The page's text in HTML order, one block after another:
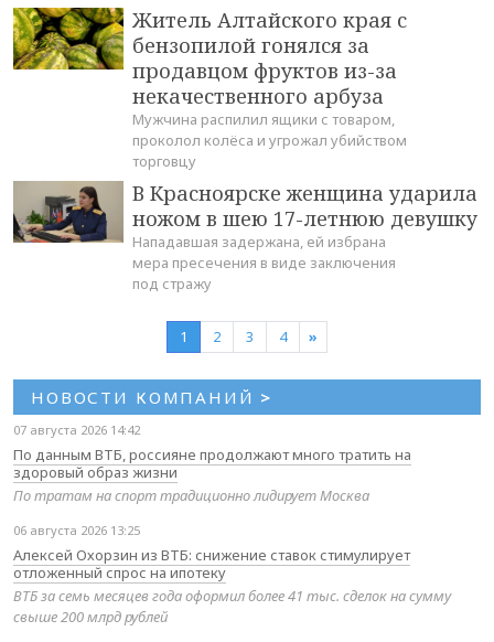
Житель Алтайского края с
бензопилой гонялся за
продавцом фруктов из-за
некачественного арбуза
Мужчина распилил ящики с товаром,
проколол колёса и угрожал убийством
торговцу
В Красноярске женщина ударила
ножом в шею 17-летнюю девушку
Нападавшая задержана, ей избрана
мера пресечения в виде заключения
под стражу
1 2 3 4 »
НОВОСТИ КОМПАНИЙ >
07 августа 2026 14:42
По данным ВТБ, россияне продолжают много тратить на
здоровый образ жизни
По тратам на спорт традиционно лидирует Москва
06 августа 2026 13:25
Алексей Охорзин из ВТБ: снижение ставок стимулирует
отложенный спрос на ипотеку
ВТБ за семь месяцев года оформил более 41 тыс. сделок на сумму
свыше 200 млрд рублей